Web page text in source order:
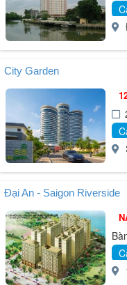
City Garden
Đại An - Saigon Riverside